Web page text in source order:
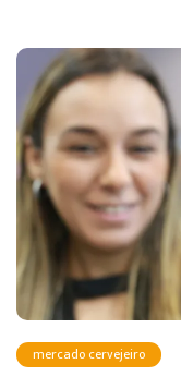
mercado cervejeiro